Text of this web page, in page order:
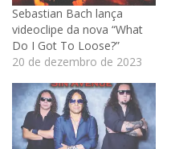
Sebastian Bach lança
videoclipe da nova “What
Do I Got To Loose?”
20 de dezembro de 2023